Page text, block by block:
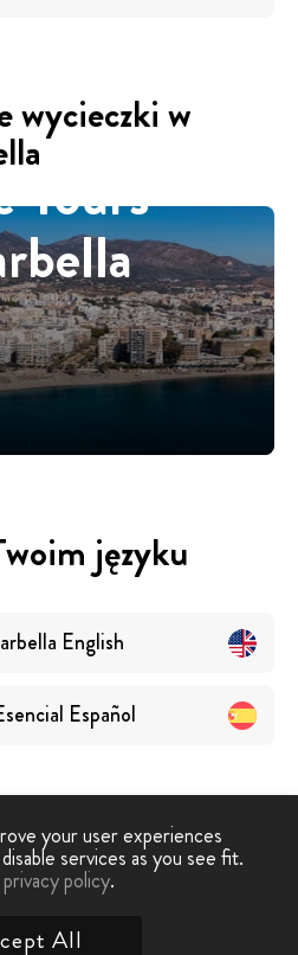
wycieczki w
Tours
języku
English
Español
› Niezbędna Darmowa Tour
Marbella
your user experiences
services as you see fit.
privacy policy.
All